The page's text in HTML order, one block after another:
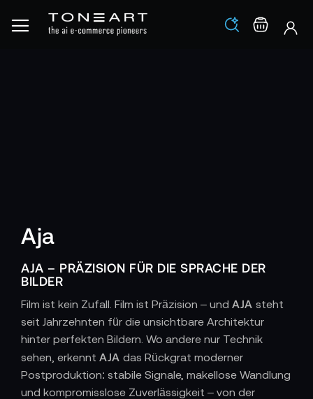
Los
Aja
AJA – PRÄZISION FÜR DIE SPRACHE DER
BILDER
Film ist kein Zufall. Film ist Präzision – und AJA steht
seit Jahrzehnten für die unsichtbare Architektur
hinter perfekten Bildern. Wo andere nur Technik
sehen, erkennt AJA das Rückgrat moderner
Postproduktion: stabile Signale, makellose Wandlung
und kompromisslose Zuverlässigkeit – von der